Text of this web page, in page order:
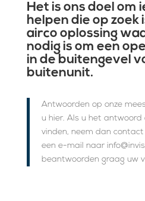
Het is ons doel om
helpen die op zoek
airco oplossing
nodig is om een
in de buitengevel
buitenunit.
Antwoorden op onze
u hier. Als u het
vinden, neem dan
een e-mail naar
beantwoorden graag uw